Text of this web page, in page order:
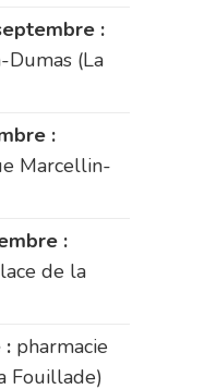
:
Dumas (La
:
Marcellin-
:
de la
: pharmacie
Fouillade)